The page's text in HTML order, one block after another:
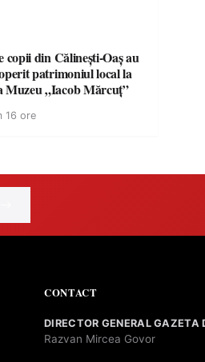
copii din Călinești-Oaș au
patrimoniul local la
Muzeu „Iacob Mărcuț”
16 ore
CONTACT
DIRECTOR GENERAL GAZETA
Razvan Mircea Govor